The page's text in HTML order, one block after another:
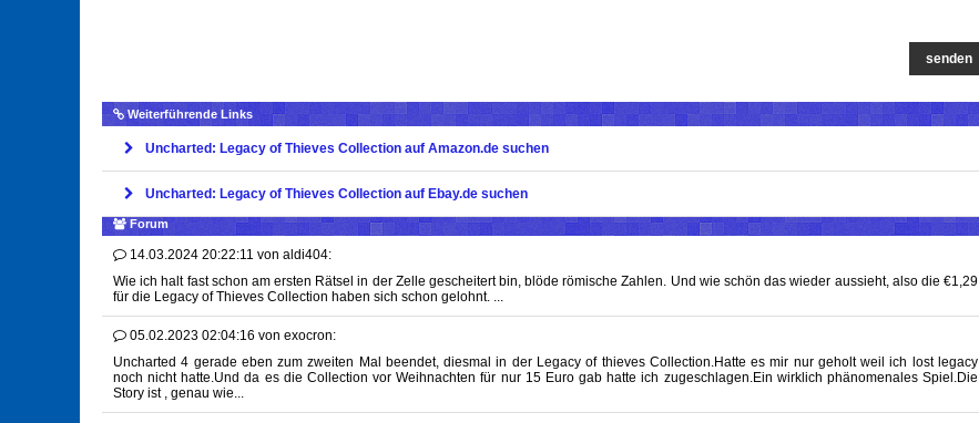
senden
Weiterführende Links
Uncharted: Legacy of Thieves Collection auf Amazon.de suchen
Uncharted: Legacy of Thieves Collection auf Ebay.de suchen
Forum
14.03.2024 20:22:11 von aldi404:
Wie ich halt fast schon am ersten Rätsel in der Zelle gescheitert bin, blöde römische Zahlen. Und wie schön das wieder aussieht, also die €1,29
für die Legacy of Thieves Collection haben sich schon gelohnt. ...
05.02.2023 02:04:16 von exocron:
Uncharted 4 gerade eben zum zweiten Mal beendet, diesmal in der Legacy of thieves Collection.Hatte es mir nur geholt weil ich lost legacy
noch nicht hatte.Und da es die Collection vor Weihnachten für nur 15 Euro gab hatte ich zugeschlagen.Ein wirklich phänomenales Spiel.Die
Story ist , genau wie...